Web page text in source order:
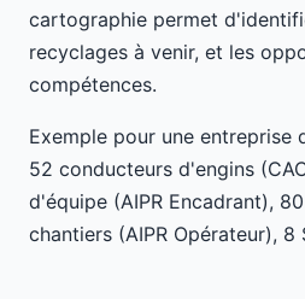
cartographie permet
recyclages à venir, et les
compétences.
Exemple pour une entreprise
52 conducteurs d'engins
d'équipe (AIPR Encadrant),
chantiers (AIPR Opérateur),